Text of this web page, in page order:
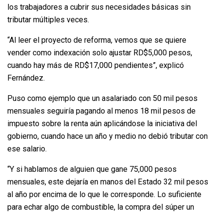
los trabajadores a cubrir sus necesidades básicas sin
tributar múltiples veces.
“Al leer el proyecto de reforma, vemos que se quiere
vender como indexación solo ajustar RD$5,000 pesos,
cuando hay más de RD$17,000 pendientes”, explicó
Fernández.
Puso como ejemplo que un asalariado con 50 mil pesos
mensuales seguiría pagando al menos 18 mil pesos de
impuesto sobre la renta aún aplicándose la iniciativa del
gobierno, cuando hace un año y medio no debió tributar con
ese salario.
“Y si hablamos de alguien que gane 75,000 pesos
mensuales, este dejaría en manos del Estado 32 mil pesos
al año por encima de lo que le corresponde. Lo suficiente
para echar algo de combustible, la compra del súper un